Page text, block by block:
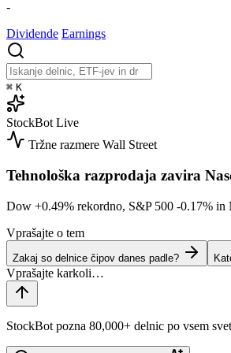
-
Dividende Earnings
⌘ K
StockBot Live
Tržne razmere Wall Street
Tehnološka razprodaja zavira
Dow +0.49% rekordno, S&P 500 -0.17% in
Vprašajte o tem
Zakaj so delnice čipov danes padle?
StockBot pozna 80,000+ delnic po vsem